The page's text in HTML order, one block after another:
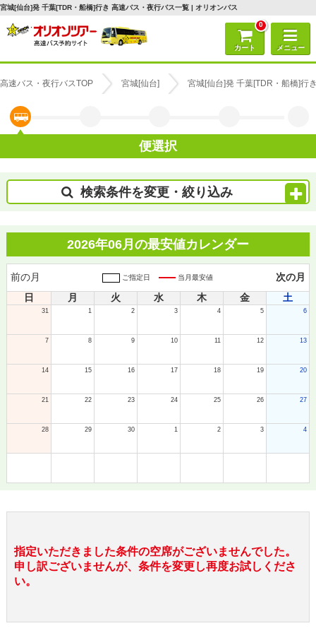
宮城[仙台]発 千葉[TDR・船橋]行き 高速バス・夜行バス一覧 | オリオンバス
0
カート メニュー
高速バス・夜行バスTOP 宮城[仙台] 宮城[仙台]発 千葉[TDR・船橋]行
便選択
検索条件を変更・絞り込み
2026年06月の最安値カレンダー
前の月 ご指定日 当月最安値
次の月
日
月 火 水 木 金 土
31 1 2 3 4 5 6
7 8 9 10 11 12 13
14 15 16 17 18 19 20
21 22 23 24 25 26 27
28 29 30 1 2 3 4
指定いただきました条件の空席がございませんでした。
申し訳ございませんが、条件を変更し再度お試しくださ
い。